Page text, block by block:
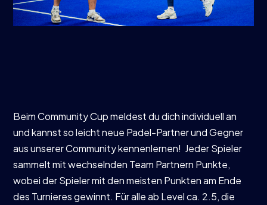
Beim Community Cup meldest du dich individuell an
und kannst so leicht neue Padel-Partner und Gegner
aus unserer Community kennenlernen! Jeder Spieler
sammelt mit wechselnden Team Partnern Punkte,
wobei der Spieler mit den meisten Punkten am Ende
des Turnieres gewinnt. Für alle ab Level ca. 2.5, die